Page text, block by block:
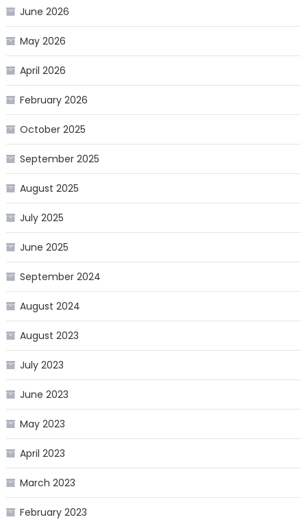
June 2026
May 2026
April 2026
February 2026
October 2025
September 2025
August 2025
July 2025
June 2025
September 2024
August 2024
August 2023
July 2023
June 2023
May 2023
April 2023
March 2023
February 2023